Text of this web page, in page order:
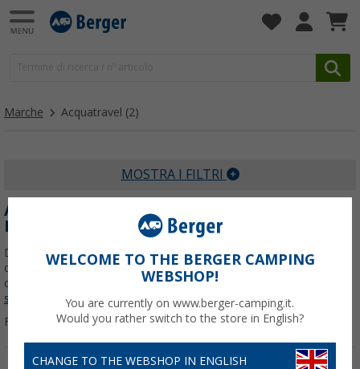
Marche Acquatravel (2)
MOSTRA I FILTRI
ACQUATRAVEL - TRATTAMENTO ACQUA
PER CAMPER
Dal 2003 Acquatravel sviluppa soluzioni dedicate alla gestione
dell’acqua a bordo: con il trattamento Acquatravel per camper
ottieni igiene, praticità e gusto sicuro durante ogni viaggio.
saperne di più suAcquatravel...
Filtrare per:
WELCOME TO THE BERGER CAMPING
WEBSHOP!
You are currently on www.berger-camping.it.
Would you rather switch to the store in English?
CHANGE TO THE WEBSHOP IN ENGLISH